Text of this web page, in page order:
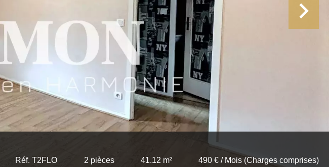
Réf. T2FLO 2 pièces 41.12 m² 490 € / Mois (Charges comprises)